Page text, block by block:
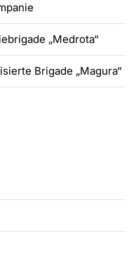
„Medrota“
Brigade „Magura“